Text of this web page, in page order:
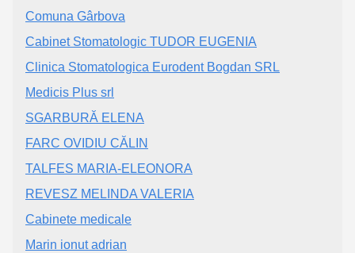
Comuna Gârbova
Cabinet Stomatologic TUDOR EUGENIA
Clinica Stomatologica Eurodent Bogdan SRL
Medicis Plus srl
SGARBURĂ ELENA
FARC OVIDIU CĂLIN
TALFES MARIA-ELEONORA
REVESZ MELINDA VALERIA
Cabinete medicale
Marin ionut adrian